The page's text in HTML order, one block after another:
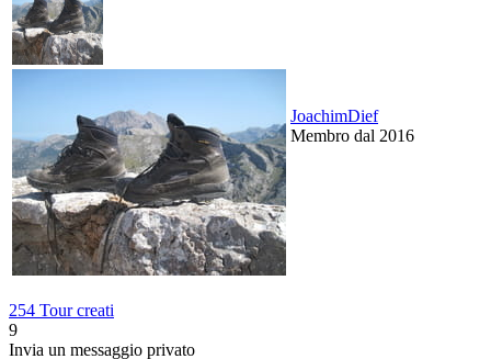
JoachimDief
Membro dal 2016
254 Tour creati
9
Invia un messaggio privato